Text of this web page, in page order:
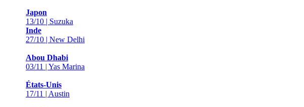
Japon
13/10 | Suzuka
Inde
27/10 | New Delhi
Abou Dhabi
03/11 | Yas Marina
États-Unis
17/11 | Austin